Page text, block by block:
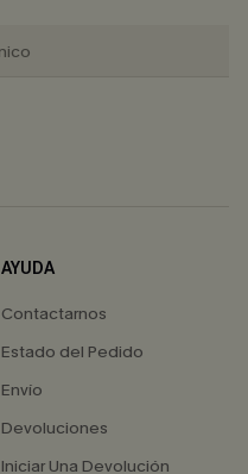
AYUDA
Contactarnos
Estado del Pedido
Envío
Devoluciones
Iniciar Una Devolución